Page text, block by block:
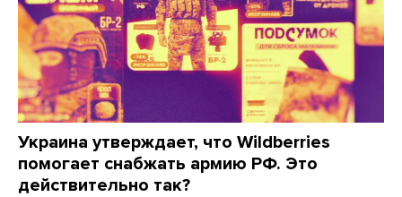
Украина утверждает, что Wildberries
помогает снабжать армию РФ. Это
действительно так?